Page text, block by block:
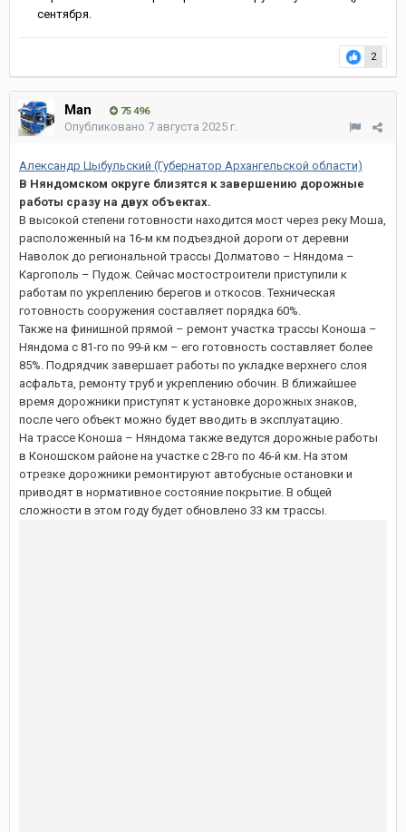
сентября.
2
Man 75 496
Опубликовано 7 августа 2025 г.
Александр Цыбульский (Губернатор Архангельской области)
В Няндомском округе близятся к завершению дорожные
работы сразу на двух объектах.
В высокой степени готовности находится мост через реку Моша,
расположенный на 16-м км подъездной дороги от деревни
Наволок до региональной трассы Долматово – Няндома –
Каргополь – Пудож. Сейчас мостостроители приступили к
работам по укреплению берегов и откосов. Техническая
готовность сооружения составляет порядка 60%.
Также на финишной прямой – ремонт участка трассы Коноша –
Няндома с 81-го по 99-й км – его готовность составляет более
85%. Подрядчик завершает работы по укладке верхнего слоя
асфальта, ремонту труб и укреплению обочин. В ближайшее
время дорожники приступят к установке дорожных знаков,
после чего объект можно будет вводить в эксплуатацию.
На трассе Коноша – Няндома также ведутся дорожные работы
в Коношском районе на участке с 28-го по 46-й км. На этом
отрезке дорожники ремонтируют автобусные остановки и
приводят в нормативное состояние покрытие. В общей
сложности в этом году будет обновлено 33 км трассы.